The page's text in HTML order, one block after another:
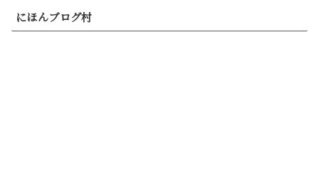
にほんブログ村